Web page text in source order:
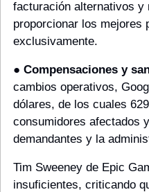
facturación alternativos y
proporcionar los mejores
exclusivamente.
● Compensaciones y
cambios operativos,
dólares, de los cuales
consumidores afectados
demandantes y la
Tim Sweeney de Epic
insuficientes, criticando